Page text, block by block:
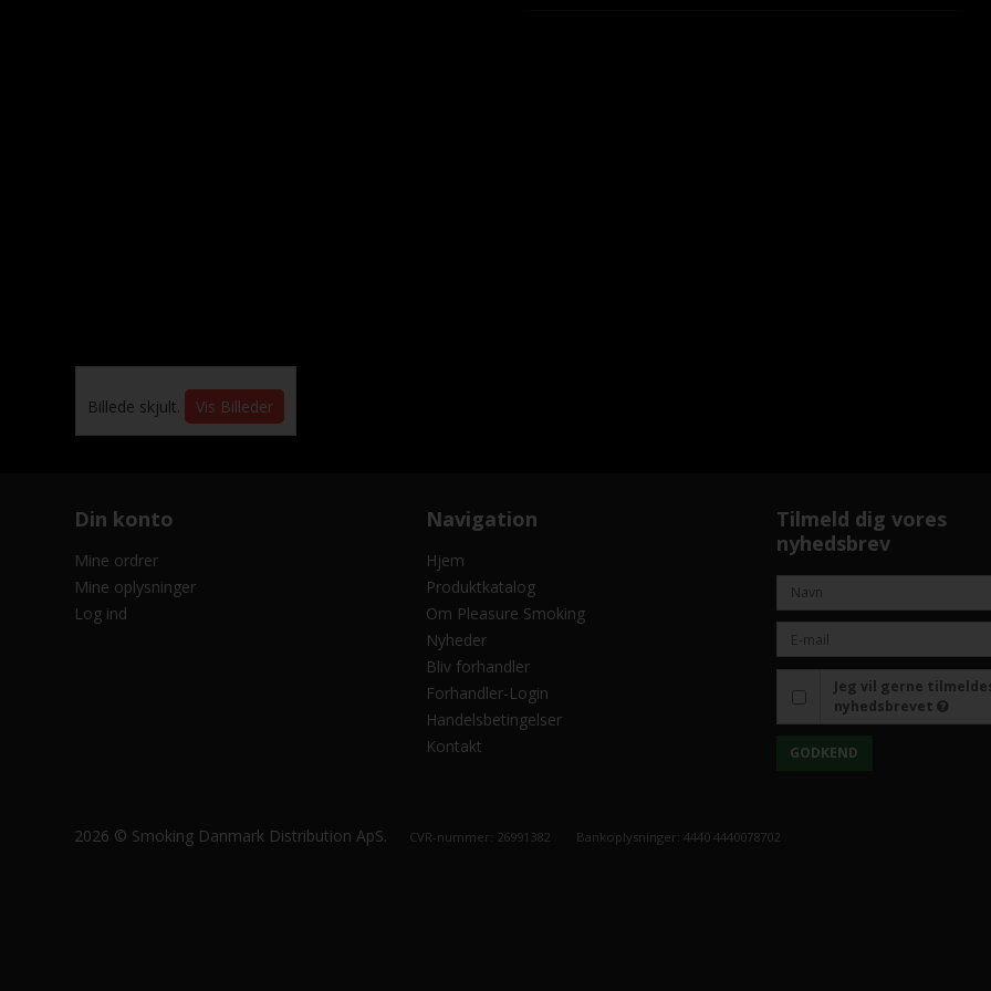
Billede skjult. Vis Billeder
Din konto
Mine ordrer
Mine oplysninger
Log ind
Navigation
Hjem
Produktkatalog
Om Pleasure Smoking
Nyheder
Bliv forhandler
Forhandler-Login
Handelsbetingelser
Kontakt
Tilmeld dig vores
nyhedsbrev
Jeg vil gerne
nyhedsbrevet
GODKEND
2026 © Smoking Danmark Distribution ApS. CVR-nummer: 26991382 Bankoplysninger: 4440 4440078702